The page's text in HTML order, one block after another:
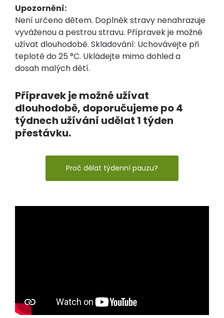
Upozornění:
Není určeno dětem. Doplněk stravy nenahrazuje
vyváženou a pestrou stravu. Přípravek je možné
užívat dlouhodobě. Skladování: Uchovávejte při
teplotě do 25 °C. Ukládejte mimo dohled a
dosah malých dětí.
Přípravek je možné užívat
dlouhodobě, doporučujeme po 4
týdnech užívání udělat 1 týden
přestávku.
Proč dělat týdenní pauzu?